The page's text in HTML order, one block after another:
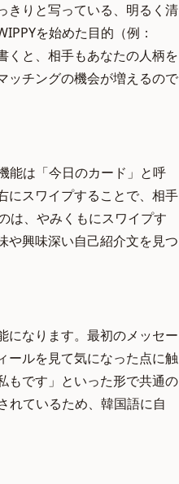
きりと写っている、明るく清
を始めた目的（例：
くと、相手もあなたの人柄を
ッチングの機会が増えるので
能は「今日のカード」と呼
にスワイプすることで、相手
は、やみくもにスワイプす
や興味深い自己紹介文を見つ
になります。最初のメッセー
ールを見て気になった点に触
もです」といった形で共通の
れているため、韓国語に自